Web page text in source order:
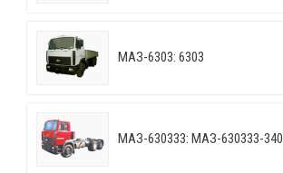
МАЗ-6303: 6303
МАЗ-630333: МАЗ-630333-340